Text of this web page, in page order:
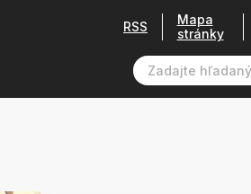
RSS
Mapa
stránky